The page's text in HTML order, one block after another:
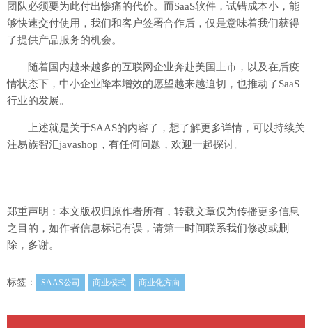
团队必须要为此付出惨痛的代价。而SaaS软件，试错成本小，能
够快速交付使用，我们和客户签署合作后，仅是意味着我们获得
了提供产品服务的机会。
随着国内越来越多的互联网企业奔赴美国上市，以及在后疫
情状态下，中小企业降本增效的愿望越来越迫切，也推动了SaaS
行业的发展。
上述就是关于SAAS的内容了，想了解更多详情，可以持续关
注易族智汇javashop，有任何问题，欢迎一起探讨。
郑重声明：本文版权归原作者所有，转载文章仅为传播更多信息
之目的，如作者信息标记有误，请第一时间联系我们修改或删
除，多谢。
标签： SAAS公司 商业模式 商业化方向